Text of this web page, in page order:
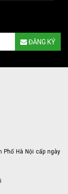
ĐĂNG KÝ
Phố Hà Nội cấp ngày